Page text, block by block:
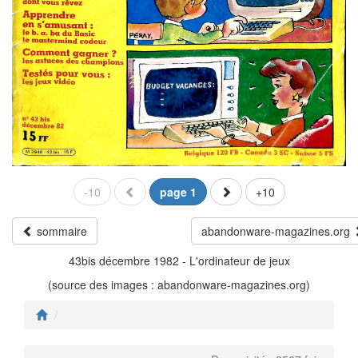
-10 page 1 +10
sommaire
abandonware-magazines.org
43bis décembre 1982 - L'ordinateur de jeux
(source des images : abandonware-magazines.org)